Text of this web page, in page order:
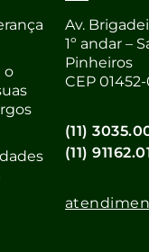
o
Av.
1º andar –
Pinheiros
CEP
(11)
(11)